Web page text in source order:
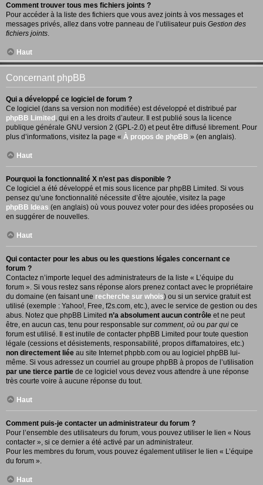
Comment trouver tous mes fichiers joints ?
Pour accéder à la liste des fichiers que vous avez joints à vos messages et
messages privés, allez dans votre panneau de l’utilisateur puis Gestion des
fichiers joints
Haut
Concernant phpBB
Qui a développé ce logiciel de forum ?
Ce logiciel (dans sa version non modifiée) est développé et distribué par
phpBB Limited , qui en a les droits d’auteur. Il est publié sous la licence
publique générale GNU version 2 (GPL-2.0) et peut être diffusé librement. Pour
plus d’informations, visitez la page « À propos de phpBB » (en anglais).
Haut
Pourquoi la fonctionnalité X n’est pas disponible ?
Ce logiciel a été développé et mis sous licence par phpBB Limited. Si vous
pensez qu’une fonctionnalité nécessite d’être ajoutée, visitez la page
phpBB Ideas (en anglais) où vous pouvez voter pour des idées proposées ou
en suggérer de nouvelles.
Haut
Qui contacter pour les abus ou les questions légales concernant ce
forum ?
Contactez n’importe lequel des administrateurs de la liste « L’équipe du
forum ». Si vous restez sans réponse alors prenez contact avec le propriétaire
du domaine (en faisant une recherche sur whois) ou si un service gratuit est
utilisé (exemple : Yahoo!, Free, f2s.com, etc.), avec le service de gestion ou des
abus. Notez que phpBB Limited n’a absolument aucun contrôle et ne peut
être, en aucun cas, tenu pour responsable sur comment, où ou par qui ce
forum est utilisé. Il est inutile de contacter phpBB Limited pour toute question
légale (cessions et désistements, responsabilité, propos diffamatoires, etc.)
non directement liée au site Internet phpbb.com ou au logiciel phpBB lui-
même. Si vous adressez un courriel au groupe phpBB à propos de l’utilisation
par une tierce partie de ce logiciel vous devez vous attendre à une réponse
très courte voire à aucune réponse du tout.
Haut
Comment puis-je contacter un administrateur du forum ?
Pour l’ensemble des utilisateurs du forum, vous pouvez utiliser le lien « Nous
contacter », si ce dernier a été activé par un administrateur.
Pour les membres du forum, vous pouvez également utiliser le lien « L’équipe
du forum ».
Haut